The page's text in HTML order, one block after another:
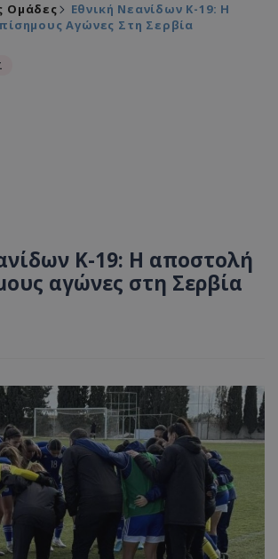
Ομάδες
Εθνική Νεανίδων Κ-19: Η
Αγώνες Στη Σερβία
Κ-19: Η αποστολή
αγώνες στη Σερβία